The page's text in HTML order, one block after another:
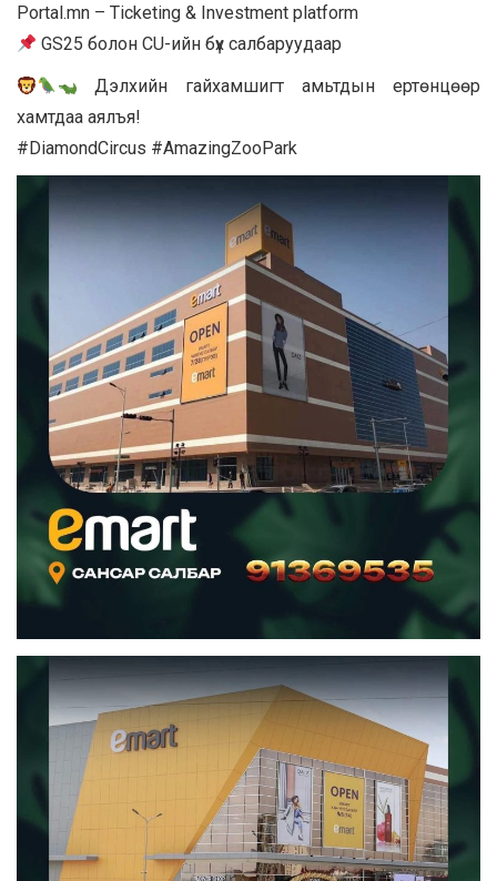
Portal.mn – Ticketing & Investment platform
GS25 болон CU-ийн бүх салбаруудаар
Дэлхийн гайхамшигт амьтдын ертөнцөөр
хамтдаа аялъя!
#DiamondCircus #AmazingZooPark